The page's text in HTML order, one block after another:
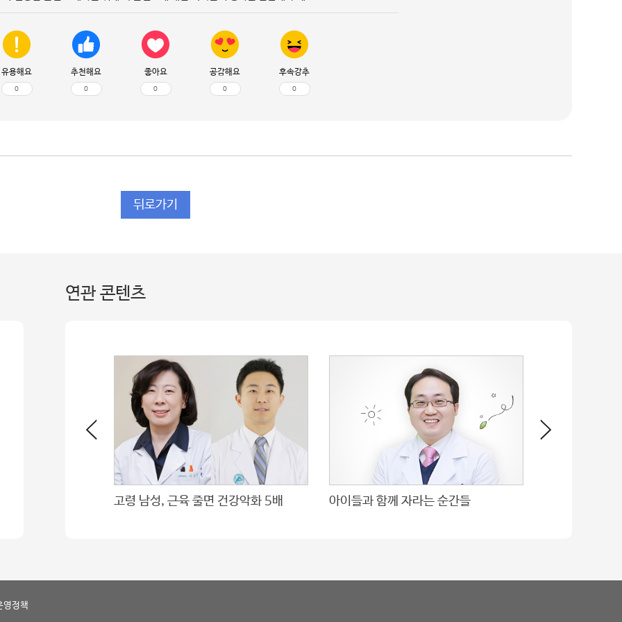
유용해요
0
추천해요
0
좋아요
0
공감해요
0
후속강추
0
뒤로가기
연관 콘텐츠
면 건강악화 5배 아이들과 함께 자라는 순간들 완벽한 유방 재건, 그 이상을 꿈꾸며
영정책